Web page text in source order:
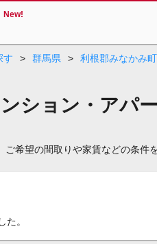
New!
す > 群馬県 > 利根郡みなかみ町
ション・アパ
希望の間取りや家賃などの条件
た。